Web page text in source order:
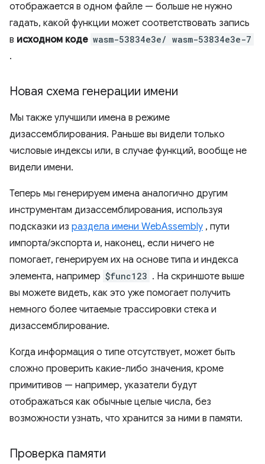
отображается в одном файле — больше не нужно
гадать, какой функции может соответствовать запись
в исходном коде wasm-53834e3e/ wasm-53834e3e-7
.
Новая схема генерации имени
Мы также улучшили имена в режиме
дизассемблирования. Раньше вы видели только
числовые индексы или, в случае функций, вообще не
видели имени.
Теперь мы генерируем имена аналогично другим
инструментам дизассемблирования, используя
подсказки из раздела имени WebAssembly , пути
импорта/экспорта и, наконец, если ничего не
помогает, генерируем их на основе типа и индекса
элемента, например $func123 . На скриншоте выше
вы можете видеть, как это уже помогает получить
немного более читаемые трассировки стека и
дизассемблирование.
Когда информация о типе отсутствует, может быть
сложно проверить какие-либо значения, кроме
примитивов — например, указатели будут
отображаться как обычные целые числа, без
возможности узнать, что хранится за ними в памяти.
Проверка памяти